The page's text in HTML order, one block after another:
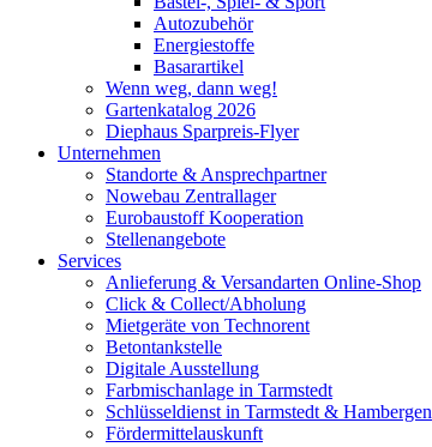
Autozubehör
Energiestoffe
Basarartikel
Wenn weg, dann weg!
Gartenkatalog 2026
Diephaus Sparpreis-Flyer
Unternehmen
Standorte & Ansprechpartner
Nowebau Zentrallager
Eurobaustoff Kooperation
Stellenangebote
Services
Anlieferung & Versandarten Online-Shop
Click & Collect/Abholung
Mietgeräte von Technorent
Betontankstelle
Digitale Ausstellung
Farbmischanlage in Tarmstedt
Schlüsseldienst in Tarmstedt & Hambergen
Fördermittelauskunft